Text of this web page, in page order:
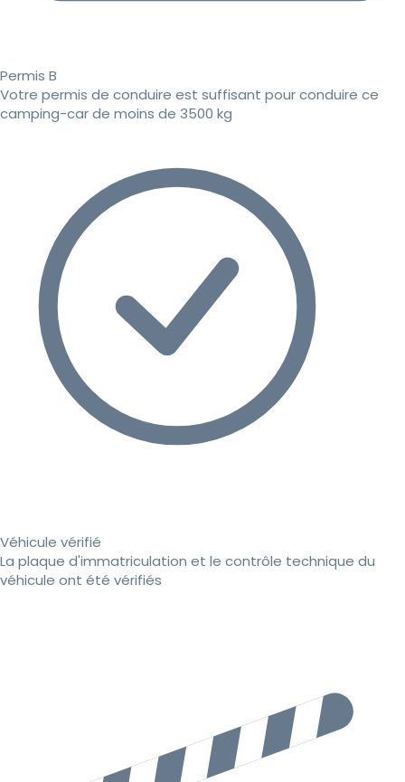
Permis B
Votre permis de conduire est suffisant pour conduire ce
camping-car de moins de 3500 kg
Véhicule vérifié
La plaque d'immatriculation et le contrôle technique du
véhicule ont été vérifiés